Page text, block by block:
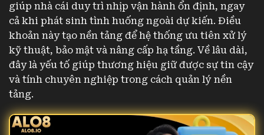
giúp nhà cái duy trì nhịp vận hành ổn định, ngay
cả khi phát sinh tình huống ngoài dự kiến. Điều
khoản này tạo nền tảng để hệ thống ưu tiên xử lý
kỹ thuật, bảo mật và nâng cấp hạ tầng. Về lâu dài,
đây là yếu tố giúp thương hiệu giữ được sự tin cậy
và tính chuyên nghiệp trong cách quản lý nền
tảng.